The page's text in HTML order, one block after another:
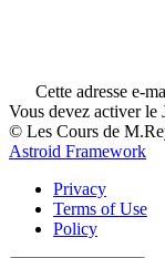
Cette adresse e-
Vous devez activer le
© Les Cours de
Astroid Framework
Privacy
Terms of Use
Policy